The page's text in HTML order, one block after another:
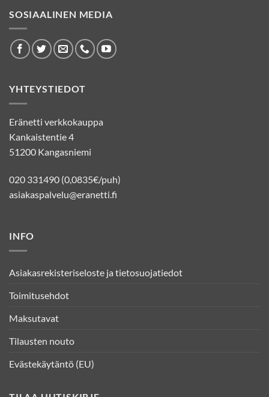
SOSIAALINEN MEDIA
YHTEYSTIEDOT
Eränetti verkkokauppa
Kankaistentie 4
51200 Kangasniemi
020 331490 (0,0835€/puh)
asiakaspalvelu@eranetti.fi
INFO
Asiakasrekisteriseloste ja tietosuojatiedot
Toimitusehdot
Maksutavat
Tilausten nouto
Evästekäytäntö (EU)